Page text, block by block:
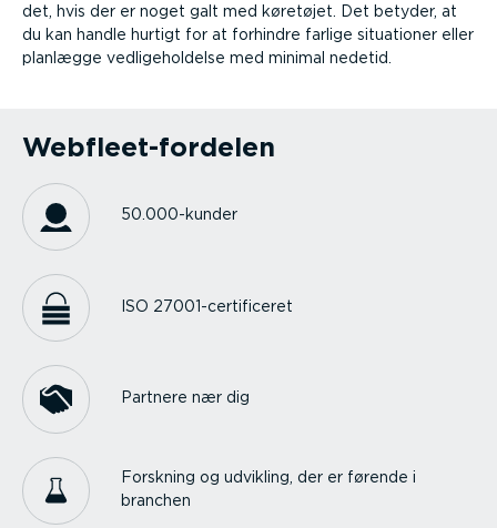
det, hvis der er noget galt med køretøjet. Det betyder, at
du kan handle hurtigt for at forhindre farlige situationer eller
planlægge vedli­ge­hol­delse med minimal nedetid.
Webfleet-fordelen
50.000-kunder
ISO 27001-certi­fi­ceret
Partnere nær dig
Forskning og udvikling, der er førende i
branchen